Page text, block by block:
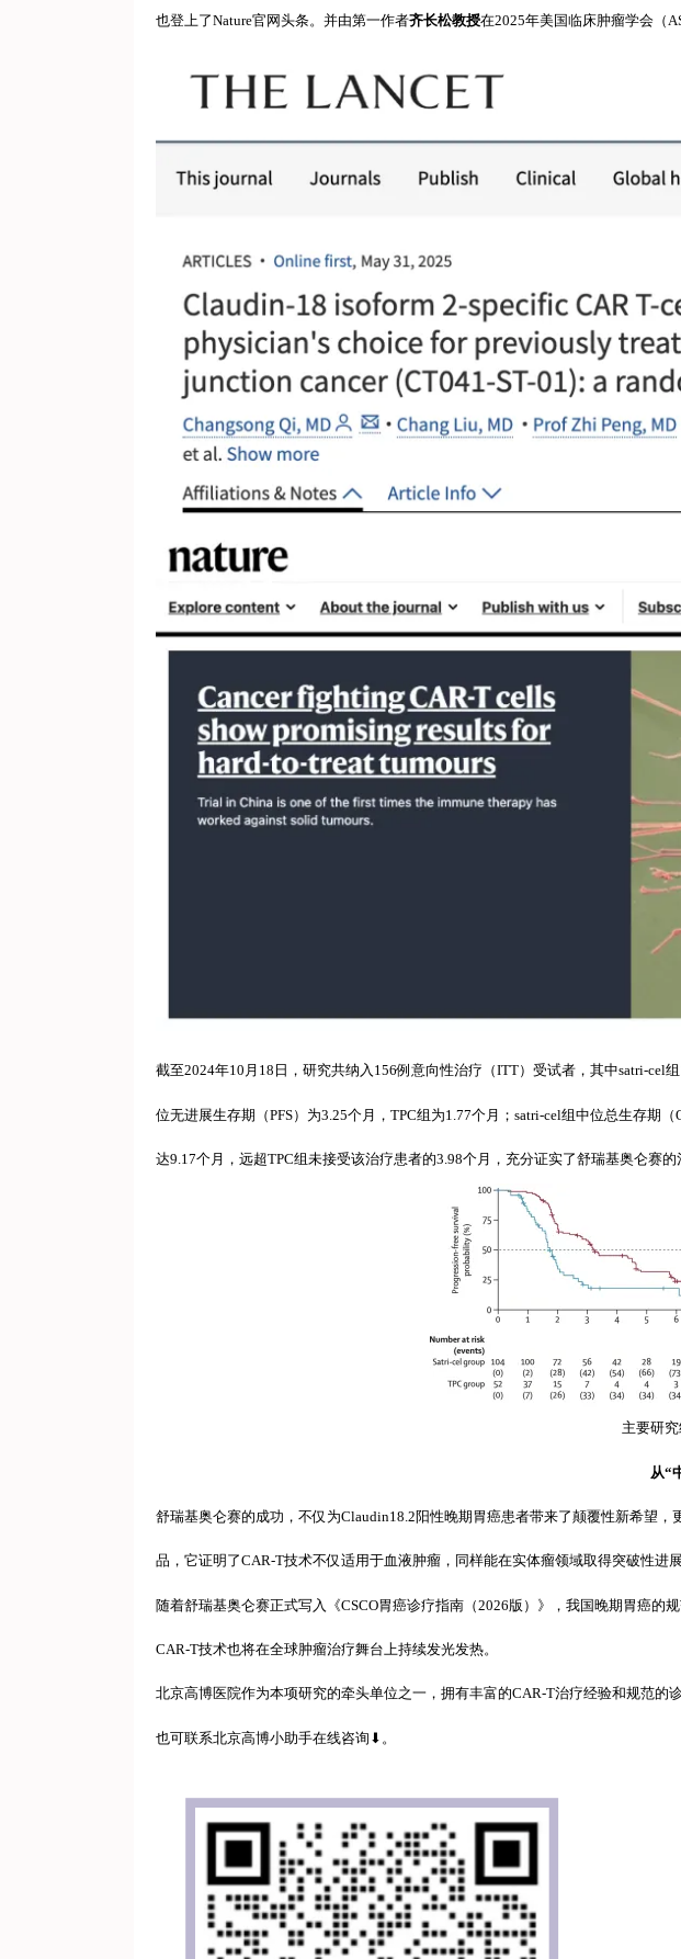
也登上了Nature官网头条。并由第一作者齐长松教授在2025年美国临床肿瘤学会（
截至2024年10月18日，研究共纳入156例意向性治疗（ITT）受试者，其中satri-cel
位无进展生存期（PFS）为3.25个月，TPC组为1.77个月；satri-cel组中位总生存期
达9.17个月，远超TPC组未接受该治疗患者的3.98个月，充分证实了舒瑞基奥仑赛的
主要研
从“
舒瑞基奥仑赛的成功，不仅为Claudin18.2阳性晚期胃癌患者带来了颠覆性新希望
品，它证明了CAR-T技术不仅适用于血液肿瘤，同样能在实体瘤领域取得突破性进展
随着舒瑞基奥仑赛正式写入《CSCO胃癌诊疗指南（2026版）》，我国晚期胃癌
CAR-T技术也将在全球肿瘤治疗舞台上持续发光发热。
北京高博医院作为本项研究的牵头单位之一，拥有丰富的CAR-T治疗经验和规范
也可联系北京高博小助手在线咨询⬇。